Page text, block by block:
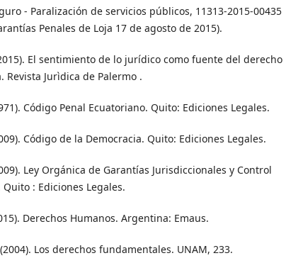
- Paralización de servicios públicos, 11313-2015-00435
Penales de Loja 17 de agosto de 2015).
El sentimiento de lo jurídico como fuente del derecho
Revista Jurìdica de Palermo .
Código Penal Ecuatoriano. Quito: Ediciones Legales.
Código de la Democracia. Quito: Ediciones Legales.
Ley Orgánica de Garantías Jurisdiccionales y Control
: Ediciones Legales.
Derechos Humanos. Argentina: Emaus.
Los derechos fundamentales. UNAM, 233.